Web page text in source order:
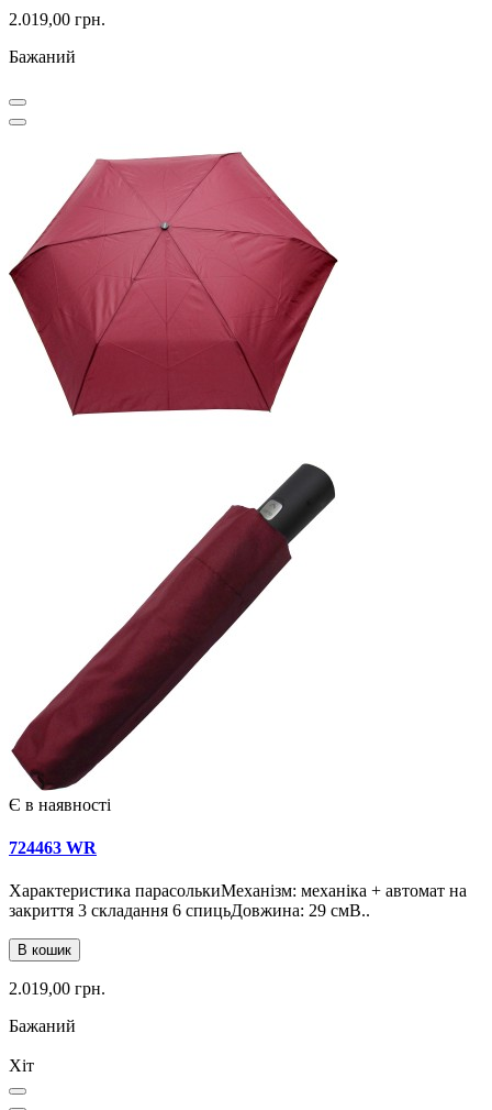
2.019,00 грн.
Бажаний
Є в наявності
724463 WR
Характеристика парасолькиМеханізм: механіка + автомат на
закриття 3 складання 6 спицьДовжина: 29 смВ..
В кошик
2.019,00 грн.
Бажаний
Хіт